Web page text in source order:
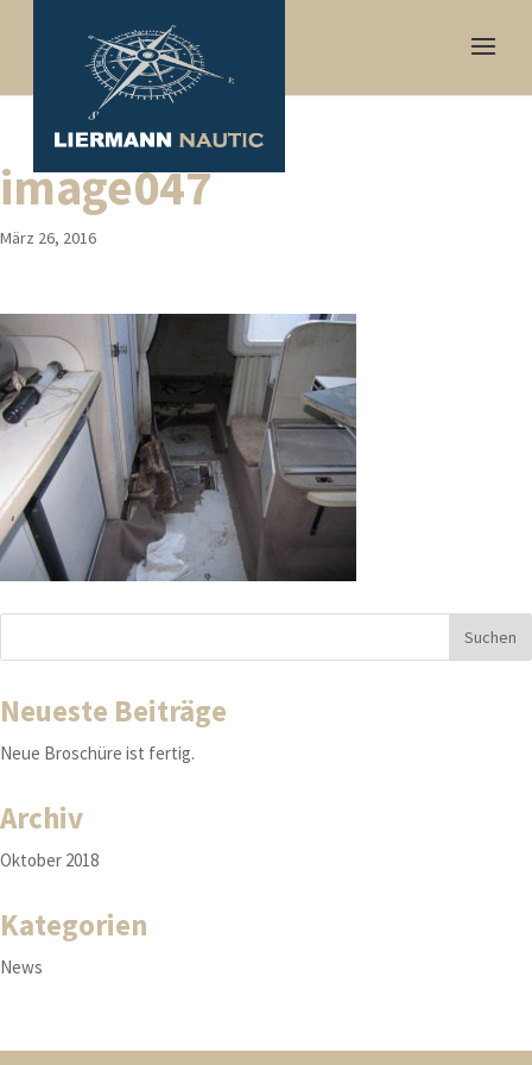
image047
März 26, 2016
Neueste Beiträge
Neue Broschüre ist fertig.
Archiv
Oktober 2018
Kategorien
News